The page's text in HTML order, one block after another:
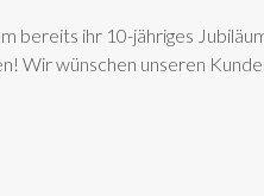
bereits ihr 10-jähriges
Wir wünschen unseren